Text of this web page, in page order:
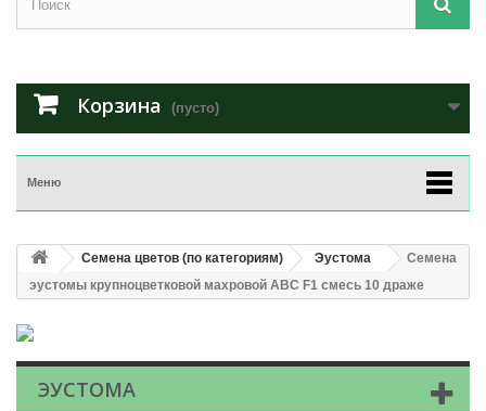
Корзина (пусто)
Меню
Семена цветов (по категориям) Эустома
Семена
эустомы крупноцветковой махровой АВС F1 смесь 10 драже
ЭУСТОМА